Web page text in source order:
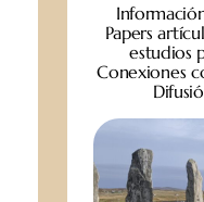
Papers
estudios
Conexiones